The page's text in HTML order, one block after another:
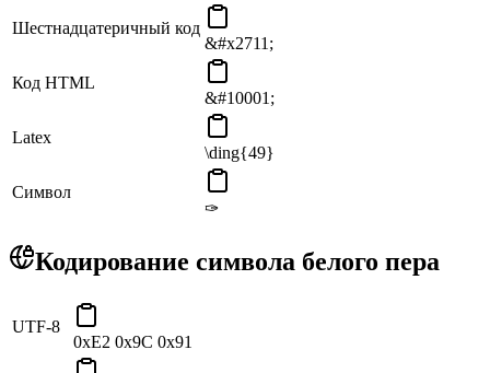
Шестнадцатеричный код
&#x2711;
Код HTML
&#10001;
Latex
\ding{49}
Символ
✑
Кодирование символа белого пера
UTF-8
0xE2 0x9C 0x91